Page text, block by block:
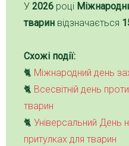
У 2026 році
тварин відзначається
Схожі події:
🐈 Міжнародний день
🐈 Всесвітній день
тварин
🐈 Універсальний День
притулках для тварин